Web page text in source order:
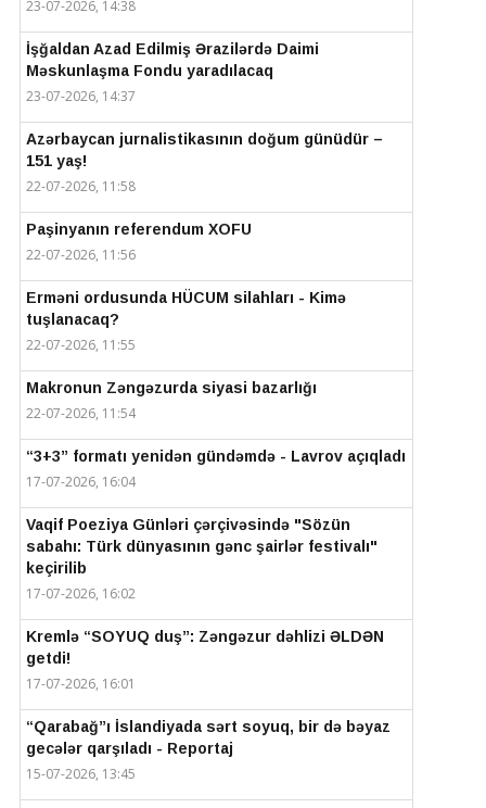
23-07-2026, 14:38
İşğaldan Azad Edilmiş Ərazilərdə Daimi
Məskunlaşma Fondu yaradılacaq
23-07-2026, 14:37
Azərbaycan jurnalistikasının doğum günüdür –
151 yaş!
22-07-2026, 11:58
Paşinyanın referendum XOFU
22-07-2026, 11:56
Erməni ordusunda HÜCUM silahları - Kimə
tuşlanacaq?
22-07-2026, 11:55
Makronun Zəngəzurda siyasi bazarlığı
22-07-2026, 11:54
“3+3” formatı yenidən gündəmdə - Lavrov açıqladı
17-07-2026, 16:04
Vaqif Poeziya Günləri çərçivəsində "Sözün
sabahı: Türk dünyasının gənc şairlər festivalı"
keçirilib
17-07-2026, 16:02
Kremlə “SOYUQ duş”: Zəngəzur dəhlizi ƏLDƏN
getdi!
17-07-2026, 16:01
“Qarabağ”ı İslandiyada sərt soyuq, bir də bəyaz
gecələr qarşıladı - Reportaj
15-07-2026, 13:45